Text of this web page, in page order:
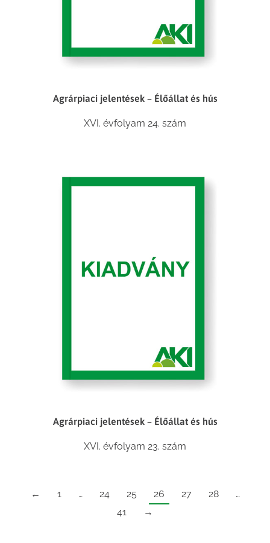
Agrárpiaci jelentések – Élőállat és hús
XVI. évfolyam 24. szám
Agrárpiaci jelentések – Élőállat és hús
XVI. évfolyam 23. szám
← 1 … 24 25 26 27 28
…
41
→